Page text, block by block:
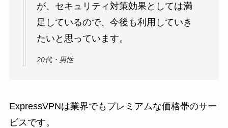
が、セキュリティ対策効果としては満
足しているので、今後も利用していき
たいと思っています。
20代・男性
ExpressVPNは業界でもプレミアムな価格帯のサー
ビスです。